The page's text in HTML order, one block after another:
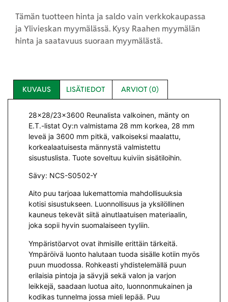
Tämän tuotteen hinta ja saldo vain verkkokaupassa
ja Ylivieskan myymälässä. Kysy Raahen myymälän
hinta ja saatavuus suoraan myymälästä.
KUVAUS LISÄTIEDOT ARVIOT (0)
28×28/23×3600 Reunalista valkoinen, mänty on
E.T.-listat Oy:n valmistama 28 mm korkea, 28 mm
leveä ja 3600 mm pitkä, valkoiseksi maalattu,
korkealaatuisesta männystä valmistettu
sisustuslista. Tuote soveltuu kuiviin sisätiloihin.
Sävy: NCS-S0502-Y
Aito puu tarjoaa lukemattomia mahdollisuuksia
kotisi sisustukseen. Luonnollisuus ja yksilöllinen
kauneus tekevät siitä ainutlaatuisen materiaalin,
joka sopii hyvin suomalaiseen tyyliin.
Ympäristöarvot ovat ihmisille erittäin tärkeitä.
Ympäröivä luonto halutaan tuoda sisälle kotiin myös
puun muodossa. Rohkeasti yhdistelemällä puun
erilaisia pintoja ja sävyjä sekä valon ja varjon
leikkejä, saadaan luotua aito, luonnonmukainen ja
kodikas tunnelma jossa mieli lepää. Puu